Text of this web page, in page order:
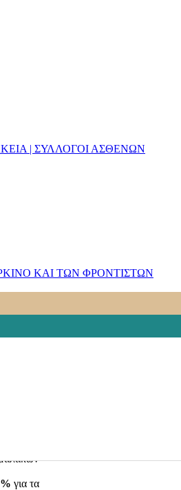
| ΣΥΛΛΟΓΟΙ ΑΣΘΕΝΩΝ
ΚΑΙ ΤΩΝ ΦΡΟΝΤΙΣΤΩΝ
για τα Σαρκώματα
λίπος,
για τα